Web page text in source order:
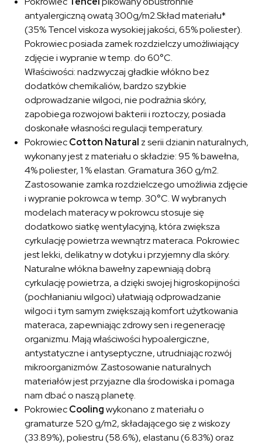
antyalergiczną owatą 300g/m2.Skład materiału*
(35% Tencel viskoza wysokiej jakości, 65% poliester).
Pokrowiec posiada zamek rozdzielczy umożliwiający
zdjęcie i wypranie w temp. do 60°C.
Właściwości: nadzwyczaj gładkie włókno bez
dodatków chemikaliów, bardzo szybkie
odprowadzanie wilgoci, nie podrażnia skóry,
zapobiega rozwojowi bakterii i roztoczy, posiada
doskonałe własności regulacji temperatury.
PokrowiecCotton Natural z serii dzianin naturalnych,
wykonany jest z materiału o składzie: 95 % bawełna,
4% poliester, 1 % elastan. Gramatura 360 g/m2.
Zastosowanie zamka rozdzielczego umożliwia zdjęcie
i wypranie pokrowca w temp. 30°C. W wybranych
modelach materacy w pokrowcu stosuje się
dodatkowo siatkę wentylacyjną, która zwiększa
cyrkulację powietrza wewnątrz materaca. Pokrowiec
jest lekki, delikatny w dotyku i przyjemny dla skóry.
Naturalne włókna bawełny zapewniają dobrą
cyrkulację powietrza, a dzięki swojej higroskopijności
(pochłanianiu wilgoci) ułatwiają odprowadzanie
wilgoci i tym samym zwiększają komfort użytkowania
materaca, zapewniając zdrowy sen i regenerację
organizmu. Mają właściwości hypoalergiczne,
antystatyczne i antyseptyczne, utrudniając rozwój
mikroorganizmów. Zastosowanie naturalnych
materiałów jest przyjazne dla środowiska i pomaga
nam dbać o naszą planetę.
PokrowiecCoolingwykonano z materiału o
gramaturze 520 g/m2, składającego się z wiskozy
(33.89%), poliestru (58.6%), elastanu (6.83%) oraz